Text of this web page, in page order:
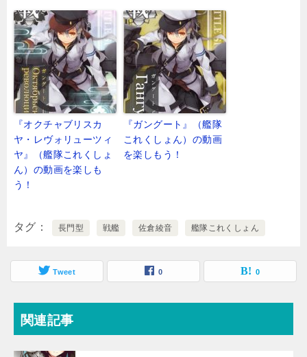
『オクチャブリスカ
ヤ・レヴォリューツィ
ヤ』（艦隊これくしょ
ん）の動画を楽しも
う！
『ガングート』（艦隊
これくしょん）の動画
を楽しもう！
タグ 長門型 戦艦 佐倉綾音 艦隊これくしょん
Tweet 0 0
関連記事